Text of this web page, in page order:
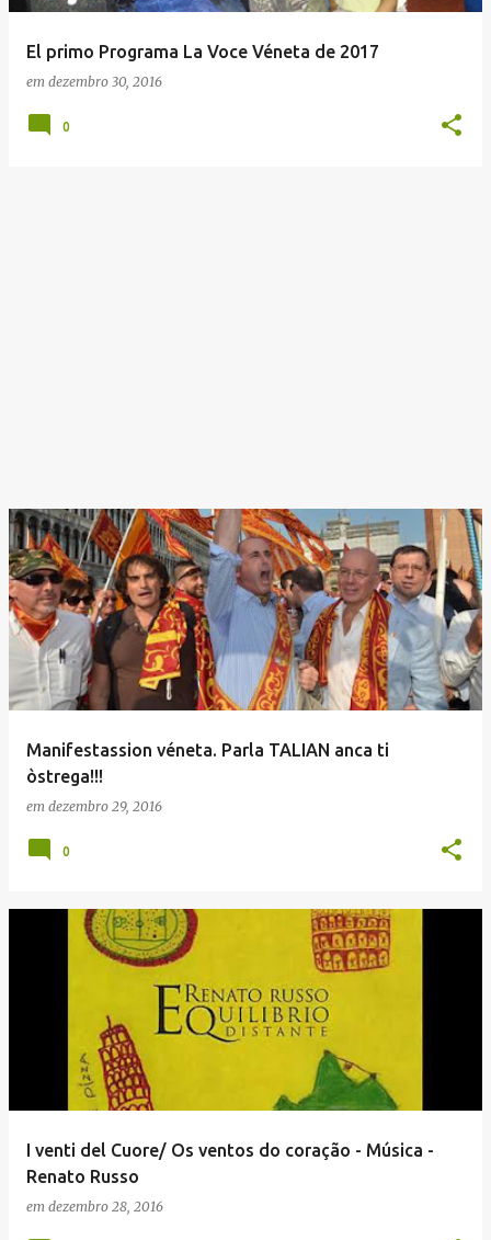
El primo Programa La Voce Véneta de 2017
em dezembro 30, 2016
0
Manifestassion véneta. Parla TALIAN anca ti
òstrega!!!
em dezembro 29, 2016
0
I venti del Cuore/ Os ventos do coração - Música -
Renato Russo
em dezembro 28, 2016